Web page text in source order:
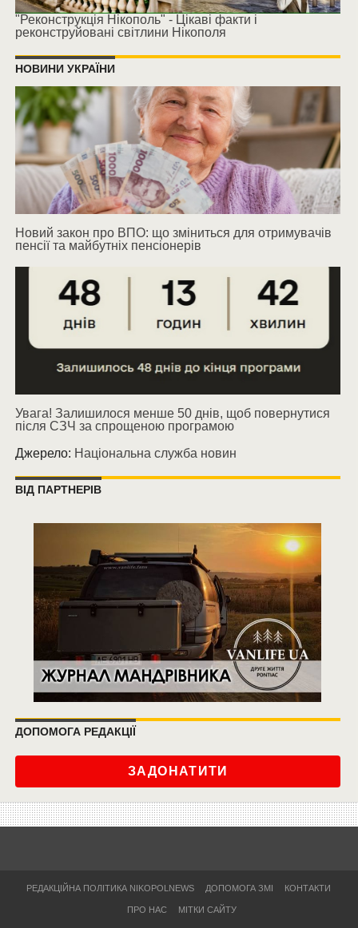
"Реконструкція Нікополь" - Цікаві факти і
реконструйовані світлини Нікополя
НОВИНИ УКРАЇНИ
Новий закон про ВПО: що зміниться для отримувачів
пенсії та майбутніх пенсіонерів
Увага! Залишилося менше 50 днів, щоб повернутися
після СЗЧ за спрощеною програмою
Джерело: Національна служба новин
ВІД ПАРТНЕРІВ
ДОПОМОГА РЕДАКЦІЇ
ЗАДОНАТИТИ
РЕДАКЦІЙНА ПОЛІТИКА NIKOPOLNEWS ДОПОМОГА ЗМІ КОНТАКТИ
ПРО НАС МІТКИ САЙТУ